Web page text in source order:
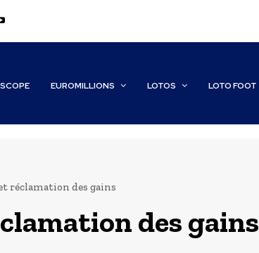
EUROMILLIONS LOTOS LOTO FOOT
réclamation des gains
des gains